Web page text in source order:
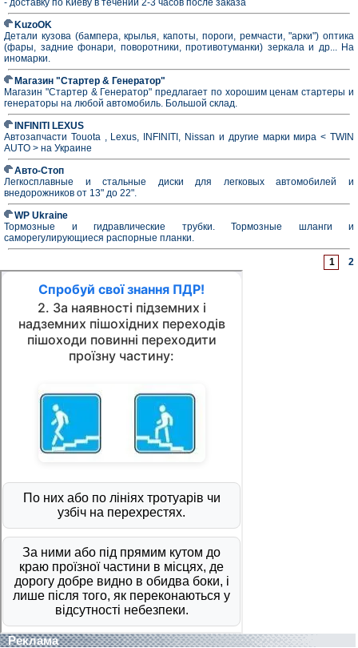
- доставку по Киеву в течении 2-3 часов после заказа
KuzoOK
Детали кузова (бампера, крылья, капоты, пороги, ремчасти, "арки") оптика
(фары, задние фонари, поворотники, противотуманки) зеркала и др... На
иномарки.
Магазин "Стартер & Генератор"
Магазин "Стартер & Генератор" предлагает по хорошим ценам стартеры и
генераторы на любой автомобиль. Большой склад.
INFINITI LEXUS
Автозапчасти Touota , Lexus, INFINITI, Nissan и другие марки мира < TWIN
AUTO > на Украине
Авто-Стоп
Легкосплавные и стальные диски для легковых автомобилей и
внедорожников от 13" до 22".
WP Ukraine
Тормозные и гидравлические трубки. Тормозные шланги и
саморегулирующиеся распорные планки.
1 2
Реклама